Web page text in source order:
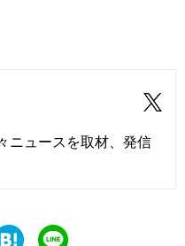
ニュースを取材、発信